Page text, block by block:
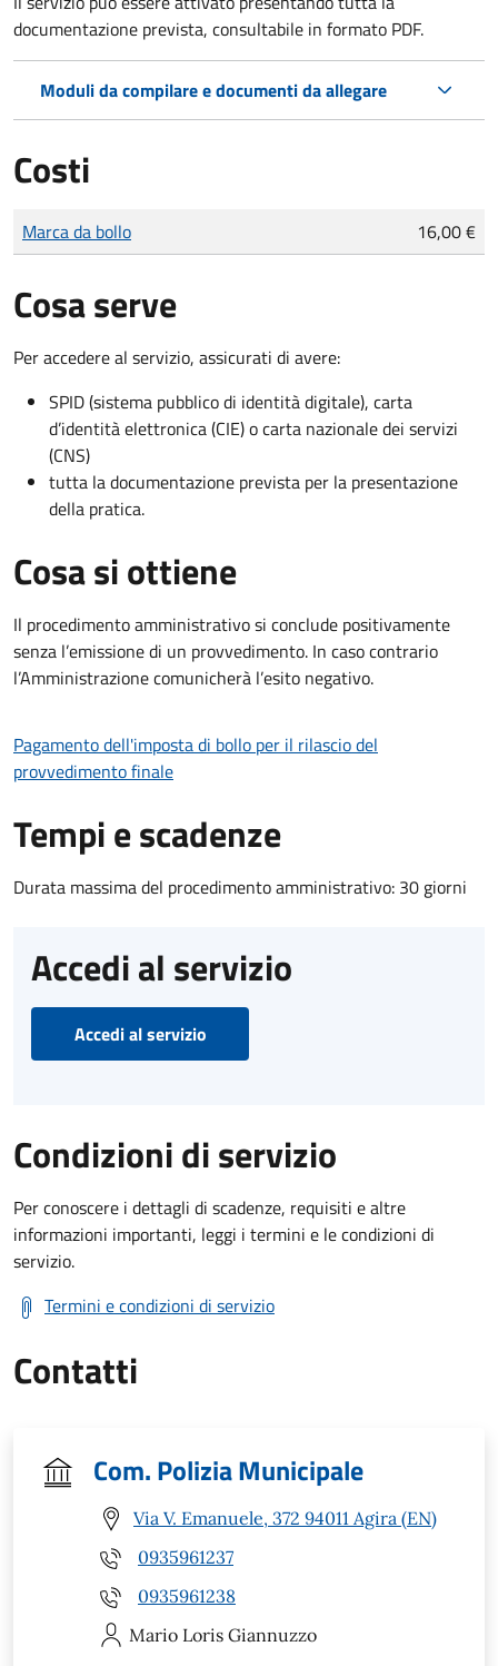
documentazione prevista, consultabile in formato PDF.
Moduli da compilare e documenti da allegare
Costi
Tipo di pagamento
Importo
Marca da bollo 16,00 €
Cosa serve
Per accedere al servizio, assicurati di avere:
SPID (sistema pubblico di identità digitale), carta
d’identità elettronica (CIE) o carta nazionale dei servizi
(CNS)
tutta la documentazione prevista per la presentazione
della pratica.
Cosa si ottiene
Il procedimento amministrativo si conclude positivamente
senza l’emissione di un provvedimento. In caso contrario
l’Amministrazione comunicherà l’esito negativo.
Pagamento dell'imposta di bollo per il rilascio del
provvedimento finale
Tempi e scadenze
Durata massima del procedimento amministrativo: 30 giorni
Accedi al servizio
Accedi al servizio
Condizioni di servizio
Per conoscere i dettagli di scadenze, requisiti e altre
informazioni importanti, leggi i termini e le condizioni di
servizio.
Termini e condizioni di servizio
Contatti
Com. Polizia Municipale
Via V. Emanuele, 372 94011 Agira (EN)
0935961237
0935961238
Mario Loris Giannuzzo